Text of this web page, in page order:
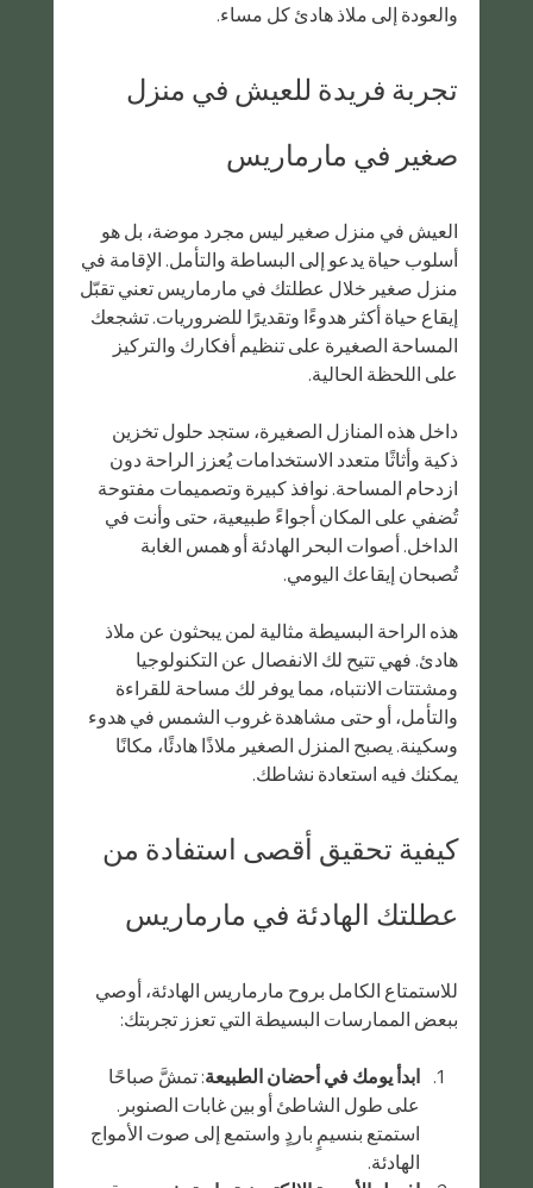
والعودة إلى ملاذ هادئ كل مساء.
تجربة فريدة للعيش في منزل
صغير في مارماريس
العيش في منزل صغير ليس مجرد موضة، بل هو
أسلوب حياة يدعو إلى البساطة والتأمل. الإقامة في
منزل صغير خلال عطلتك في مارماريس تعني تقبّل
إيقاع حياة أكثر هدوءًا وتقديرًا للضروريات. تشجعك
المساحة الصغيرة على تنظيم أفكارك والتركيز
على اللحظة الحالية.
داخل هذه المنازل الصغيرة، ستجد حلول تخزين
ذكية وأثاثًا متعدد الاستخدامات يُعزز الراحة دون
ازدحام المساحة. نوافذ كبيرة وتصميمات مفتوحة
تُضفي على المكان أجواءً طبيعية، حتى وأنت في
الداخل. أصوات البحر الهادئة أو همس الغابة
تُصبحان إيقاعك اليومي.
هذه الراحة البسيطة مثالية لمن يبحثون عن ملاذ
هادئ. فهي تتيح لك الانفصال عن التكنولوجيا
ومشتتات الانتباه، مما يوفر لك مساحة للقراءة
والتأمل، أو حتى مشاهدة غروب الشمس في هدوء
وسكينة. يصبح المنزل الصغير ملاذًا هادئًا، مكانًا
يمكنك فيه استعادة نشاطك.
كيفية تحقيق أقصى استفادة من
عطلتك الهادئة في مارماريس
للاستمتاع الكامل بروح مارماريس الهادئة، أوصي
ببعض الممارسات البسيطة التي تعزز تجربتك:
ابدأ يومك في أحضان الطبيعة: تمشَّ صباحًا
على طول الشاطئ أو بين غابات الصنوبر.
استمتع بنسيمٍ باردٍ واستمع إلى صوت الأمواج
الهادئة.